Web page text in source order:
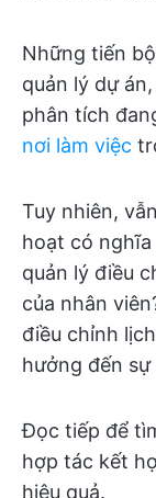
Những tiến
quản lý dự
phân tích
nơi làm việc
Tuy nhiên,
hoạt có nghĩa
quản lý điều
của nhân
điều chỉnh
hưởng đến
Đọc tiếp để
hợp tác kết
hiệu quả.